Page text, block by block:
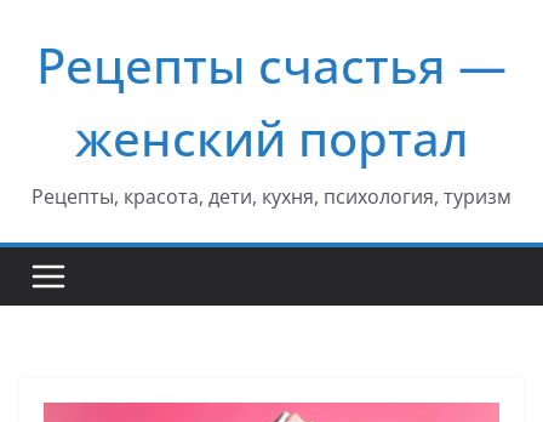
содержимому
Рецепты счастья —
женский портал
Рецепты, красота, дети, кухня, психология, туризм